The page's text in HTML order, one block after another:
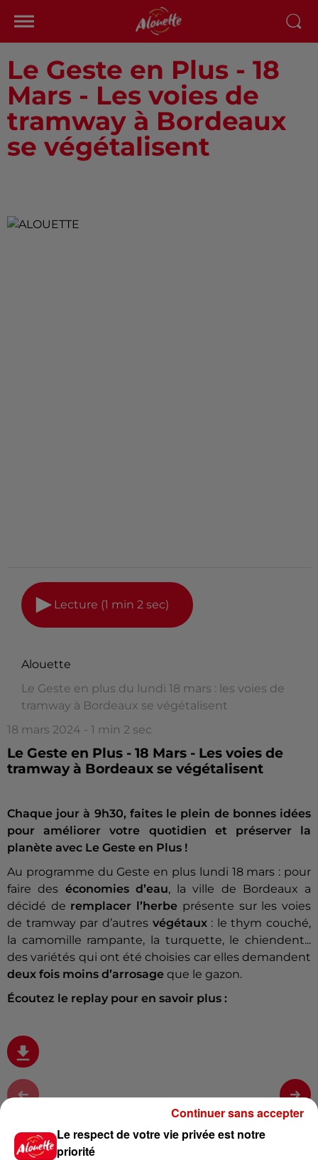
Le Geste en Plus - 18
Mars - Les voies de
tramway à Bordeaux
se végétalisent
Lecture (1 min 2 sec)
Alouette
Le Geste en plus du lundi 18 mars : les voies de
tramway à Bordeaux se végétalisent
18 mars 2024 - 1 min 2 sec
Le Geste en Plus - 18 Mars - Les voies de
tramway à Bordeaux se végétalisent
Chaque jour à 9h30, faites le plein de bonnes idées
pour améliorer votre quotidien et préserver la
planète avec Le Geste en Plus !
Au programme du Geste en plus lundi 18 mars : pour
faire des économies d’eau, la ville de Bordeaux a
décidé de remplacer l’herbe présente sur les voies
de tramway par d’autresvégétaux : le thym couché,
la camomille rampante, la turquette, le chiendent...
des variétés qui ont été choisies car elles demandent
deux fois moins d’arrosage que le gazon.
Écoutez le replay pour en savoir plus :
Voir plus
Le respect de votre vie privée est notre
priorité
Continuer sans accepter